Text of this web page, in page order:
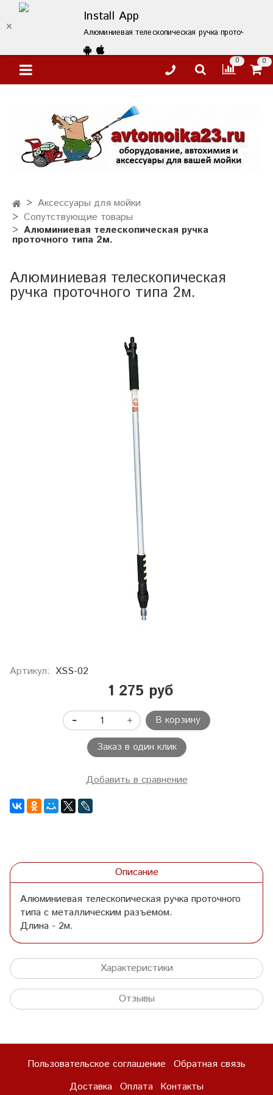
Install App
Алюминиевая телескопическая ручка проточного
0 0
Аксессуары для мойки
Сопутствующие товары
Алюминиевая телескопическая ручка
проточного типа 2м.
Алюминиевая телескопическая
ручка проточного типа 2м.
Артикул: XSS-02
1 275 руб
В корзину
Заказ в один клик
Добавить в сравнение
Описание
Алюминиевая телескопическая ручка проточного
типа с металлическим разъемом.
Длина - 2м.
Характеристики
Отзывы
Пользовательское соглашение Обратная связь
Доставка Оплата Контакты